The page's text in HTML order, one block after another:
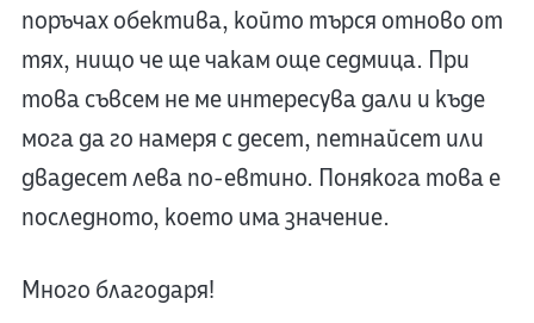
поръчах обектива, който търся отново от
тях, нищо че ще чакам още седмица. При
това съвсем не ме интересува дали и къде
мога да го намеря с десет, петнайсет или
двадесет лева по-евтино. Понякога това е
последното, което има значение.
Много благодаря!